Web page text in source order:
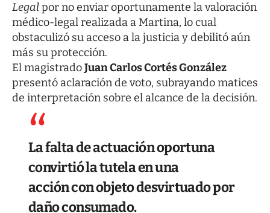
Legalpor no enviar oportunamente la valoración
médico-legal realizada a Martina, lo cual
obstaculizó su acceso a la justicia y debilitó aún
más su protección.
El magistradoJuan Carlos Cortés González
presentó aclaración de voto, subrayando matices
de interpretación sobre el alcance de la decisión.
La falta de actuación oportuna
convirtió la tutela en una
acción con objeto desvirtuado por
daño consumado.